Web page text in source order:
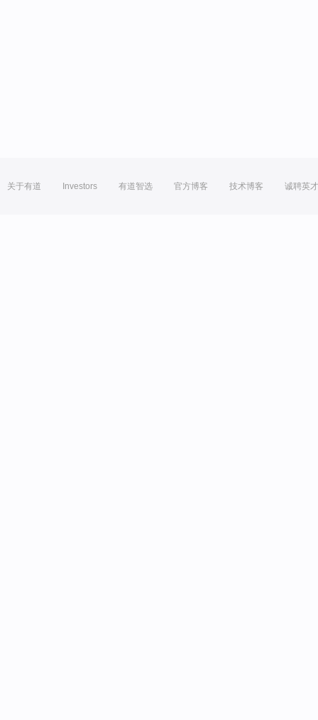
关于有道 Investors 有道智选 官方博客 技术博客 诚聘英才